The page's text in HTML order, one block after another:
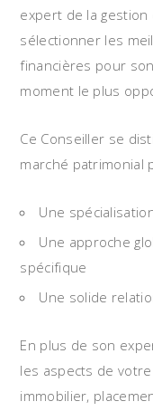
expert de la
sélectionner les
financières pour
moment le plus
Ce Conseiller se
marché patrimonial
Une
Une approche
spécifique
Une solide
En plus de son
les aspects de
immobilier,